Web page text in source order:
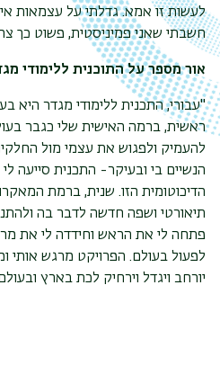
לעשות זו אמא. גדלתי על עצמאות
חשבתי שאני פמיניסטית, פשוט כך
אור מספר על התוכנית ללימודי
"עבורי, התכנית ללימודי מגדר היא
ראשית, ברמה האישית שלי כגבר
להעמיק ולפגוש את עצמי מול
הנשיים בי ובעיקר- התכנית סייעה
הדיכוטומית הזו. שנית, ברמת
תיאורטי ושפה חדשה לדבר בה
פתחה לי את הראש וחידדה לי את
לפעול בעולם. הפרויקט מרגש
יורחב ויגדל וירחיק לכת בארץ